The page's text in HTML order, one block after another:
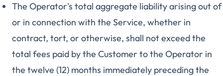
The Operator's total aggregate liability arising out of
or in connection with the Service, whether in
contract, tort, or otherwise, shall not exceed the
total fees paid by the Customer to the Operator in
the twelve (12) months immediately preceding the